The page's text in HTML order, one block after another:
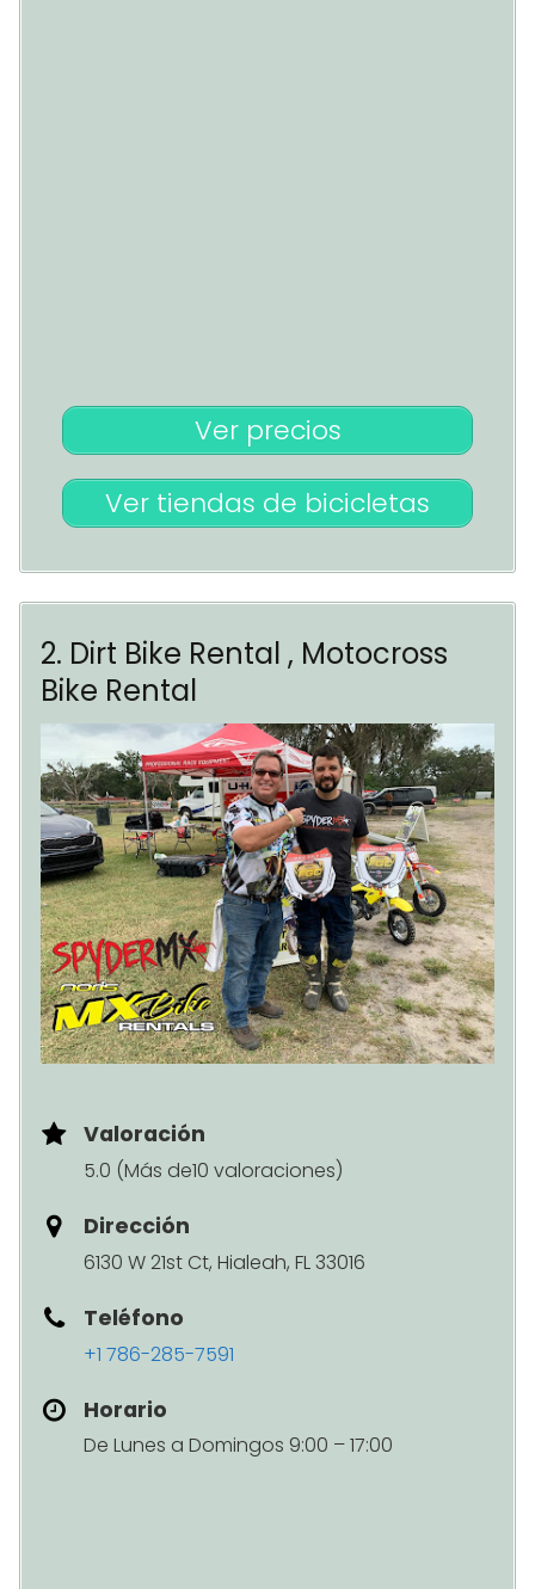
Ver precios
Ver tiendas de bicicletas
2. Dirt Bike Rental , Motocross
Bike Rental
Valoración
5.0 (Más de10 valoraciones)
Dirección
6130 W 21st Ct, Hialeah, FL 33016
Teléfono
+1 786-285-7591
Horario
De Lunes a Domingos 9:00 – 17:00